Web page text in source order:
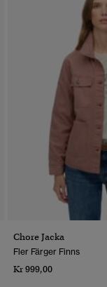
Chore Jacka
Fler Färger Finns
Kr 999,00